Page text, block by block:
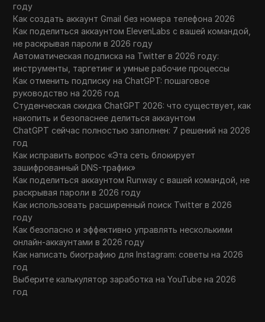
году
Как создать аккаунт Gmail без номера телефона 2026
Как поделиться аккаунтом ElevenLabs с вашей командой,
не раскрывая пароли в 2026 году
Автоматическая подписка на Twitter в 2026 году:
инструменты, таргетинг и умные рабочие процессы
Как отменить подписку на ChatGPT: пошаговое
руководство на 2026 год
Студенческая скидка ChatGPT 2026: что существует, как
накопить и безопаснее делиться аккаунтом
ChatGPT сейчас полностью заполнен: 7 решений на 2026
год
Как исправить вопрос «Эта сеть блокирует
зашифрованный DNS-трафик»
Как поделиться аккаунтом Runway с вашей командой, не
раскрывая пароли в 2026 году
Как использовать расширенный поиск Twitter в 2026
году
Как безопасно и эффективно управлять несколькими
онлайн-аккаунтами в 2026 году
Как написать биографию для Instagram: советы на 2026
год
Выберите калькулятор заработка на YouTube на 2026
год